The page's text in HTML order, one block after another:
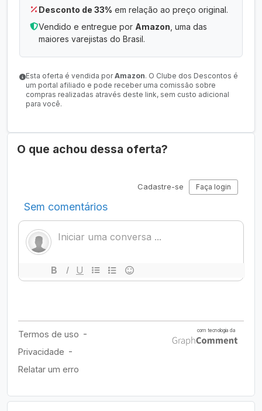
Desconto de 33% em relação ao preço original.
Vendido e entregue por Amazon , uma das
maiores varejistas do Brasil.
Esta oferta é vendida porAmazon. O Clube dos Descontos é
um portal afiliado e pode receber uma comissão sobre
compras realizadas através deste link, sem custo adicional
para você.
O que achou dessa oferta?